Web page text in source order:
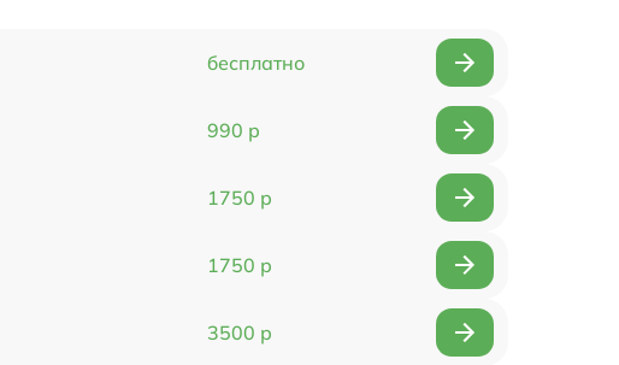
бесплатно
990 р
1750 р
1750 р
3500 р